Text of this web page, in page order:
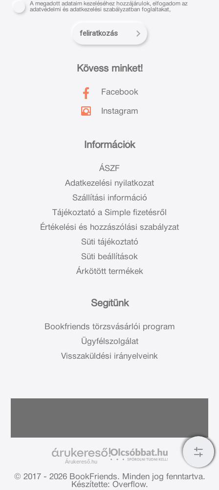
Információk
ÁSZF
Adatkezelési nyilatkozat
Szállítási információ
Tájékoztató a Simple fizetésről
Értékelési és hozzászólási szabályzat
Süti tájékoztató
Süti beállítások
Árkötött termékek
Segítünk
Bookfriends törzsvásárlói program
Ügyfélszolgálat
Visszaküldési irányelveink
Kövess minket!
Facebook
Instagram
A megadott adataim kezeléséhez hozzájárulok, elfogadom az
adatvédelmi és adatkezelési szabályzatban foglaltakat,
feliratkozás
Árukereső.hu
© 2017 - 2026 BookFriends. Minden jog fenntartva.
Készítette: Overflow.